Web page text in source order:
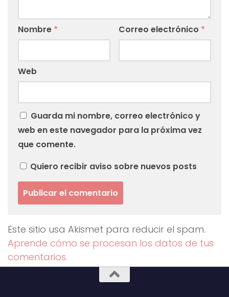
Nombre * Correo electrónico *
Web
Guarda mi nombre, correo electrónico y
web en este navegador para la próxima vez
que comente.
Quiero recibir aviso sobre nuevos posts
Este sitio usa Akismet para reducir el spam.
Aprende cómo se procesan los datos de tus
comentarios.